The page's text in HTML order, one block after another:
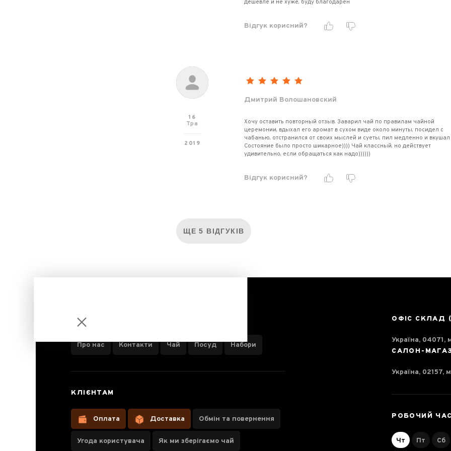
дешевле и не хуже, буду благодарен
Відгук корисний?
16
Тра
2019
Дмитрий Волошановский
Хочу оставить повторный отзыв. Заварил чай по правилам чайной
церемонии, вдыхал его аромат в сухом виде около минуты, посидел с
чабанью, отстранился от своих мыслей и суеты, пил медленно и вкушал
Состояние было просто шикарное)))) Чай классный, но действует
удивительно, если обращаться как надо))))))
Відгук корисний?
ЩЕ 5 ВІДГУКІВ
Фан Мей
Жень
ІНФОРМАЦІЯ ПРО КОМПАНІЮ
Про нас Контакти Чай Посуд Набори
КЛІЄНТАМ
Оплата Доставка Обмін та повернення
Угода користувача Як ми зберігаємо чай
ОФІС СКЛАД
Україна, 04071,
САЛОН-
Україна, 02157,
РОБОЧИЙ
Чт Пт Сб